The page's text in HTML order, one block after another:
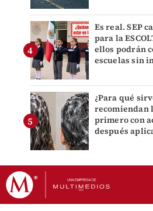
Es real. SEP
para la
ellos podrán
escuelas sin
¿Para qué
recomiendan
primero con
después